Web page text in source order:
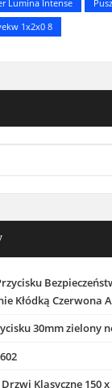
Lumina Intense
1x2x0 8
Kłódką Czerwona
30mm zielony
Klasyczne 150 x